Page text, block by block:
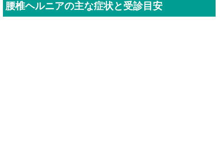
腰椎ヘルニアの主な症状と受診目安